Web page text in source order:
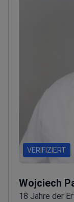
VERIFIZIERT
Wojciech
18 Jahre der